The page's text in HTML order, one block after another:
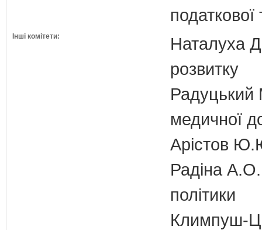
податкової
Інші комітети:
Наталуха
розвитку
Радуцький
медичної
Арістов
Радіна А.О.
політики
Климпуш-